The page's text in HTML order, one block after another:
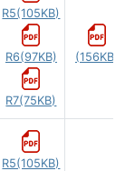
R5(105KB)
R6(97KB)
R7(75KB)
(156KB)
R5(105KB)